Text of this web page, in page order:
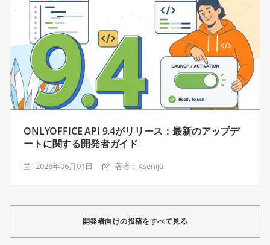
ONLYOFFICE API 9.4がリリース：最新のアップデ
ートに関する開発者ガイド
2026年06月01日 著者：Ksenija
開発者向けの投稿をすべて見る